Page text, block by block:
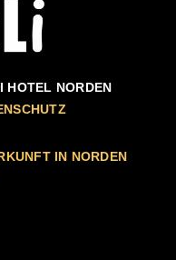
HOTEL NORDEN
IN NORDEN